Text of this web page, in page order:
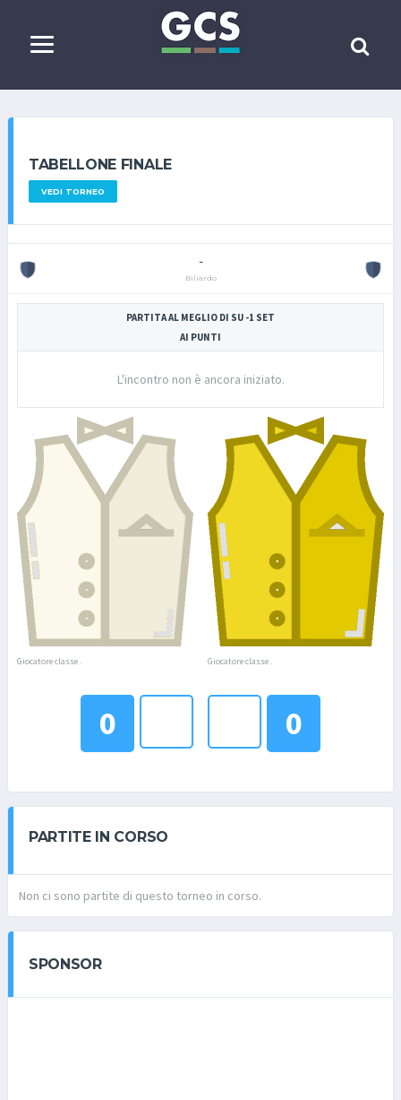
TABELLONE FINALE
VEDI TORNEO
-
Biliardo
PARTITA AL MEGLIO DI SU -1 SET
AI PUNTI
L'incontro non è ancora iniziato.
Giocatore classe . Giocatore classe .
0 0
PARTITE IN CORSO
Non ci sono partite di questo torneo in corso.
SPONSOR